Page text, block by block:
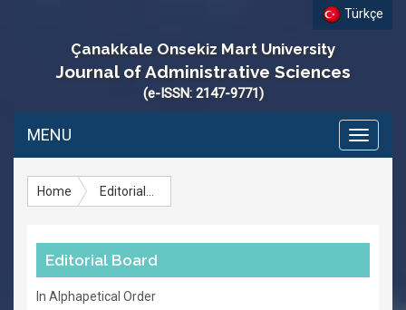
Türkçe
Çanakkale Onsekiz Mart University
Journal of Administrative Sciences
(e-ISSN: 2147-9771)
MENU
Toggle
Home Editorial Board
Editorial Board
In Alphapetical Order